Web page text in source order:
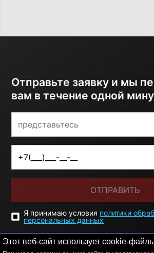
Этот веб-сайт использует cookie-
Отправьте заявку и мы
вам в течение одной
ОТПРАВИТЬ
Я принимаю условия политики
персональных данных